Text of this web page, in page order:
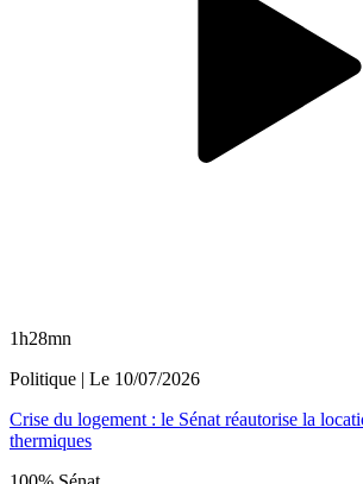
1h28mn
Politique | Le 10/07/2026
Crise du logement : le Sénat réautorise la
thermiques